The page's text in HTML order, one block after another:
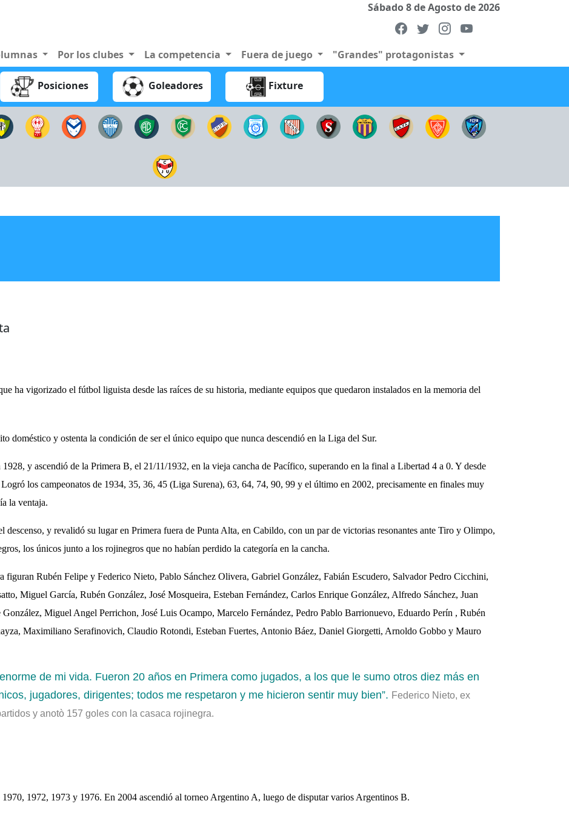
Sábado 8 de Agosto de 2026
Por los clubes La competencia Fuera de juego "Grandes" protagonistas
Posiciones Goleadores Fixture
ha vigorizado el fútbol liguista desde las raíces de su historia, mediante equipos que quedaron instalados en la memoria del
doméstico y ostenta la condición de ser el único equipo que nunca descendió en la Liga del Sur.
y ascendió de la Primera B, el 21/11/1932, en la vieja cancha de Pacífico, superando en la final a Libertad 4 a 0. Y desde
los campeonatos de 1934, 35, 36, 45 (Liga Surena), 63, 64, 74, 90, 99 y el último en 2002, precisamente en finales muy
la ventaja.
descenso, y revalidó su lugar en Primera fuera de Punta Alta, en Cabildo, con un par de victorias resonantes ante Tiro y Olimpo,
los únicos junto a los rojinegros que no habían perdido la categoría en la cancha.
figuran Rubén Felipe y Federico Nieto, Pablo Sánchez Olivera, Gabriel González, Fabián Escudero, Salvador Pedro Cicchini,
Miguel García, Rubén González, José Mosqueira, Esteban Fernández, Carlos Enrique González, Alfredo Sánchez, Juan
Miguel Angel Perrichon, José Luis Ocampo, Marcelo Fernández, Pedro Pablo Barrionuevo, Eduardo Perín , Rubén
Maximiliano Serafinovich, Claudio Rotondi, Esteban Fuertes, Antonio Báez, Daniel Giorgetti, Arnoldo Gobbo y Mauro
de mi vida. Fueron 20 años en Primera como jugados, a los que le sumo otros diez más en
jugadores, dirigentes; todos me respetaron y me hicieron sentir muy bien”. Federico Nieto, ex
y anotò 157 goles con la casaca rojinegra.
1972, 1973 y 1976. En 2004 ascendió al torneo Argentino A, luego de disputar varios Argentinos B.